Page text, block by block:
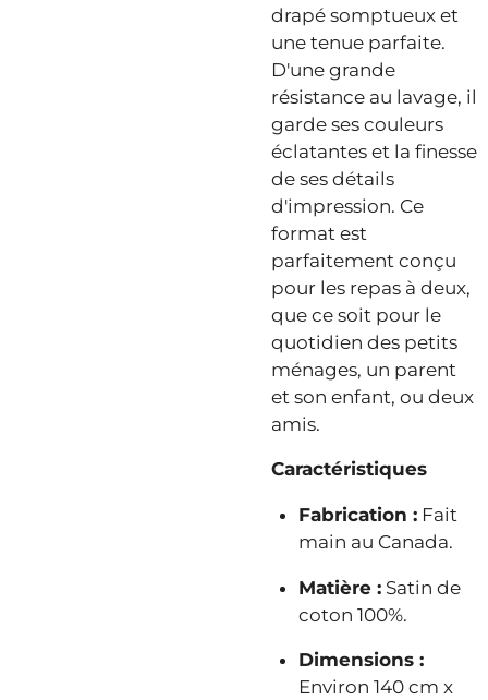
drapé somptueux et
une tenue parfaite.
D'une grande
résistance au lavage, il
garde ses couleurs
éclatantes et la finesse
de ses détails
d'impression. Ce
format est
parfaitement conçu
pour les repas à deux,
que ce soit pour le
quotidien des petits
ménages, un parent
et son enfant, ou deux
amis.
Caractéristiques
Fabrication : Fait
main au Canada.
Matière : Satin de
coton 100%.
Dimensions :
Environ 140 cm x